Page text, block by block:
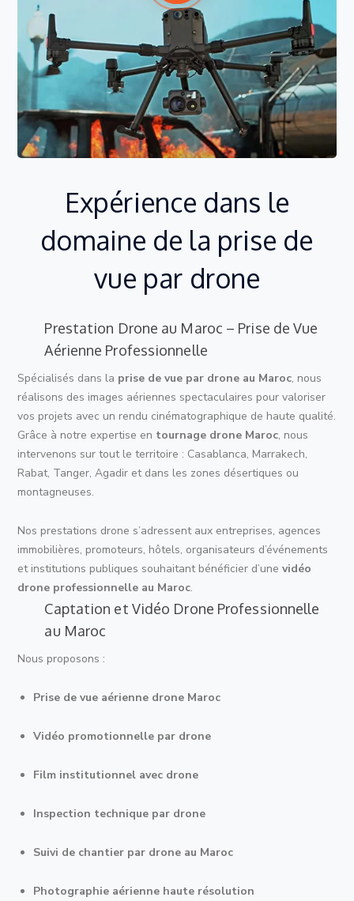
Expérience dans le
domaine de la prise de
vue par drone
Prestation Drone au Maroc – Prise de Vue
Aérienne Professionnelle
Spécialisés dans la prise de vue par drone au Maroc, nous
réalisons des images aériennes spectaculaires pour valoriser
vos projets avec un rendu cinématographique de haute qualité.
Grâce à notre expertise en tournage drone Maroc, nous
intervenons sur tout le territoire : Casablanca, Marrakech,
Rabat, Tanger, Agadir et dans les zones désertiques ou
montagneuses.
Nos prestations drone s’adressent aux entreprises, agences
immobilières, promoteurs, hôtels, organisateurs d’événements
et institutions publiques souhaitant bénéficier d’unevidéo
drone professionnelle au Maroc.
Captation et Vidéo Drone Professionnelle
au Maroc
Nous proposons :
Prise de vue aérienne drone Maroc
Vidéo promotionnelle par drone
Film institutionnel avec drone
Inspection technique par drone
Suivi de chantier par drone au Maroc
Photographie aérienne haute résolution